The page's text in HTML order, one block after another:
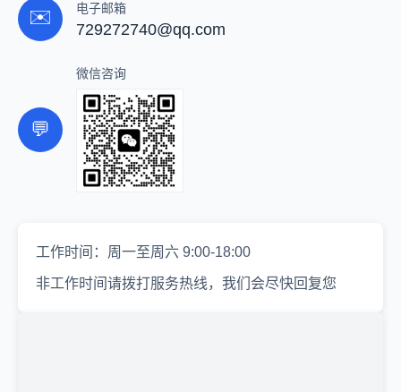
✉️ 电子邮箱
729272740@qq.com
💬
微信咨询
工作时间：周一至周六 9:00-18:00
非工作时间请拨打服务热线，我们会尽快回复您